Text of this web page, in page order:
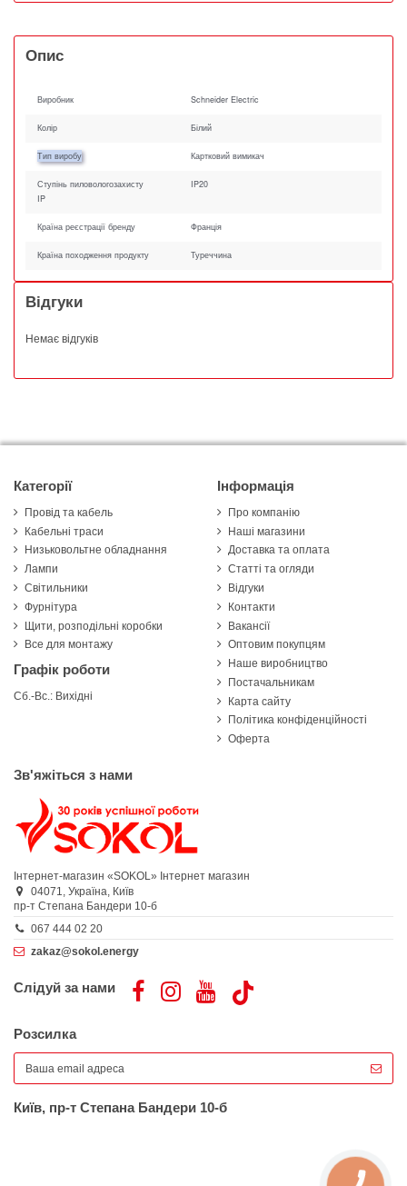
Опис
Виробник Schneider Electric
Колір Білий
Тип виробу Картковий вимикач
Ступінь пиловологозахисту
IP
IP20
Країна реєстрації бренду Франція
Країна походження продукту Туреччина
Відгуки
Немає відгуків
Категорії
Провід та кабель
Кабельні траси
Низьковольтне обладнання
Лампи
Світильники
Фурнітура
Щити, розподільні коробки
Все для монтажу
Графік роботи
Сб.-Вс.: Вихідні
Інформація
Про компанію
Наші магазини
Доставка та оплата
Статті та огляди
Відгуки
Контакти
Вакансії
Оптовим покупцям
Наше виробництво
Постачальникам
Карта сайту
Політика конфіденційності
Оферта
Зв'яжіться з нами
Інтернет-магазин «SOKOL» Інтернет магазин
04071, Україна, Київ
пр-т Степана Бандери 10-б
067 444 02 20
zakaz@sokol.energy
Слідуй за нами
Розсилка
Київ, пр-т Степана Бандери 10-б
КНОПКА